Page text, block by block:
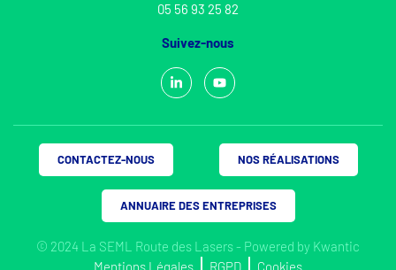
05 56 93 25 82
Suivez-nous
© 2024 La SEML Route des Lasers - Powered by Kwantic
Mentions Légales
RGPD Cookies
CONTACTEZ-NOUS NOS RÉALISATIONS
ANNUAIRE DES ENTREPRISES